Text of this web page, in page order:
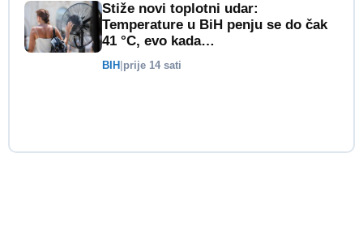
Stiže novi toplotni udar:
Temperature u BiH penju se do čak
41 °C, evo kada…
BIH prije 14 sati